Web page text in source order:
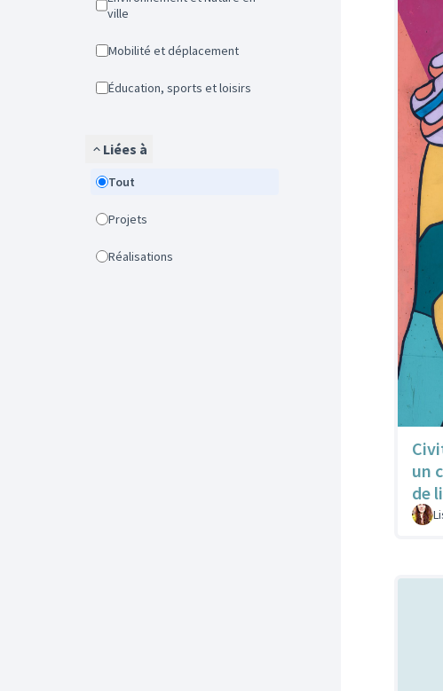
ville
Mobilité et déplacement
Éducation, sports et loisirs
Liées à
Tout
Projets
Réalisations
un
de